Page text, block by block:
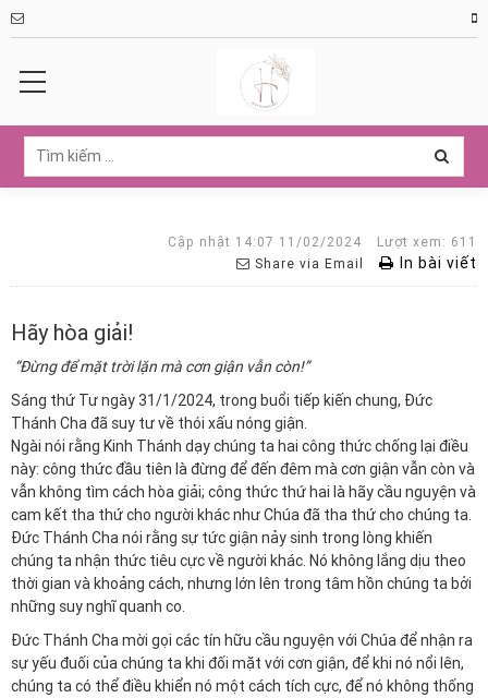
Cập nhật 14:07 11/02/2024
Lượt xem: 611
Share via Email
In bài viết
Hãy hòa giải!
“Đừng để mặt trời lặn mà cơn giận vẫn còn!”
Sáng thứ Tư ngày 31/1/2024, trong buổi tiếp kiến chung, Đức
Thánh Cha đã suy tư về thói xấu nóng giận.
Ngài nói rằng Kinh Thánh dạy chúng ta hai công thức chống lại điều
này: công thức đầu tiên là đừng để đến đêm mà cơn giận vẫn còn và
vẫn không tìm cách hòa giải; công thức thứ hai là hãy cầu nguyện và
cam kết tha thứ cho người khác như Chúa đã tha thứ cho chúng ta.
Đức Thánh Cha nói rằng sự tức giận nảy sinh trong lòng khiến
chúng ta nhận thức tiêu cực về người khác. Nó không lắng dịu theo
thời gian và khoảng cách, nhưng lớn lên trong tâm hồn chúng ta bởi
những suy nghĩ quanh co.
Đức Thánh Cha mời gọi các tín hữu cầu nguyện với Chúa để nhận ra
sự yếu đuối của chúng ta khi đối mặt với cơn giận, để khi nó nổi lên,
chúng ta có thể điều khiển nó một cách tích cực, để nó không thống